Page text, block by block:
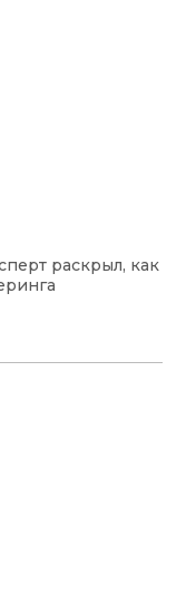
раскрыл, как